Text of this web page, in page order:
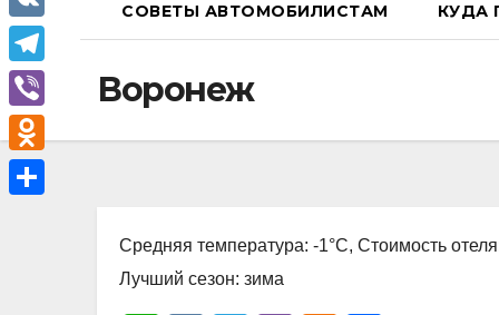
СОВЕТЫ АВТОМОБИЛИСТАМ КУДА
Воронеж
Средняя температура: -1°C, Стоимость
Лучший сезон: зима
h
a
A
V
K
T
e
l
e
V
i
b
O